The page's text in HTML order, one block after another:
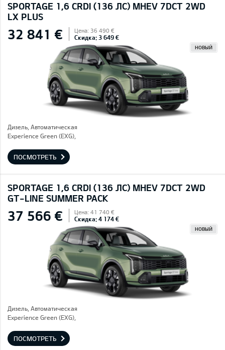
SPORTAGE 1,6 CRDI (136 ЛС) MHEV 7DCT 2WD
LX PLUS
32 841 € Цена: 36 490 €
Скидка: 3 649 €
НОВЫЙ
Дизель, Автоматическая
Experience Green (EXG),
ПОСМОТРЕТЬ
SPORTAGE 1,6 CRDI (136 ЛС) MHEV 7DCT 2WD
GT-LINE SUMMER PACK
37 566 € Цена: 41 740 €
Скидка: 4 174 €
НОВЫЙ
Дизель, Автоматическая
Experience Green (EXG),
ПОСМОТРЕТЬ